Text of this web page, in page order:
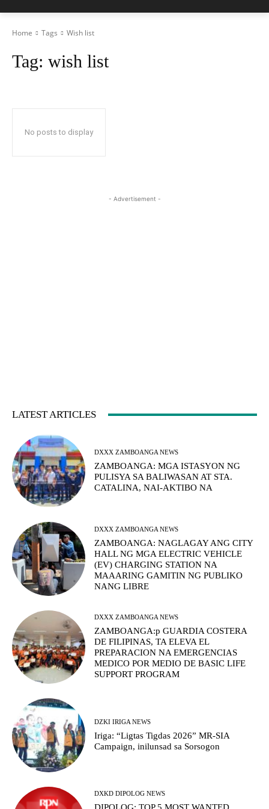
Home Tags Wish list
Tag: wish list
No posts to display
- Advertisement -
LATEST ARTICLES
DXXX ZAMBOANGA NEWS
ZAMBOANGA: MGA ISTASYON NG
PULISYA SA BALIWASAN AT STA.
CATALINA, NAI-AKTIBO NA
DXXX ZAMBOANGA NEWS
ZAMBOANGA: NAGLAGAY ANG CITY
HALL NG MGA ELECTRIC VEHICLE
(EV) CHARGING STATION NA
MAAARING GAMITIN NG PUBLIKO
NANG LIBRE
DXXX ZAMBOANGA NEWS
ZAMBOANGA:p GUARDIA COSTERA
DE FILIPINAS, TA ELEVA EL
PREPARACION NA EMERGENCIAS
MEDICO POR MEDIO DE BASIC LIFE
SUPPORT PROGRAM
DZKI IRIGA NEWS
Iriga: “Ligtas Tigdas 2026” MR-SIA
Campaign, inilunsad sa Sorsogon
DXKD DIPOLOG NEWS